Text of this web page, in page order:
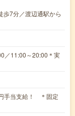
歩7分／渡辺通駅から
／11:00～20:00＊実
手当支給！ ＊固定